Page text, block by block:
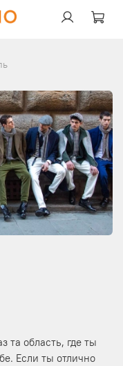
та область, где ты
Если ты отлично